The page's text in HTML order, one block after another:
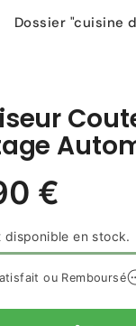
Dossier "cuisine
disponible en stock.
ou Remboursé